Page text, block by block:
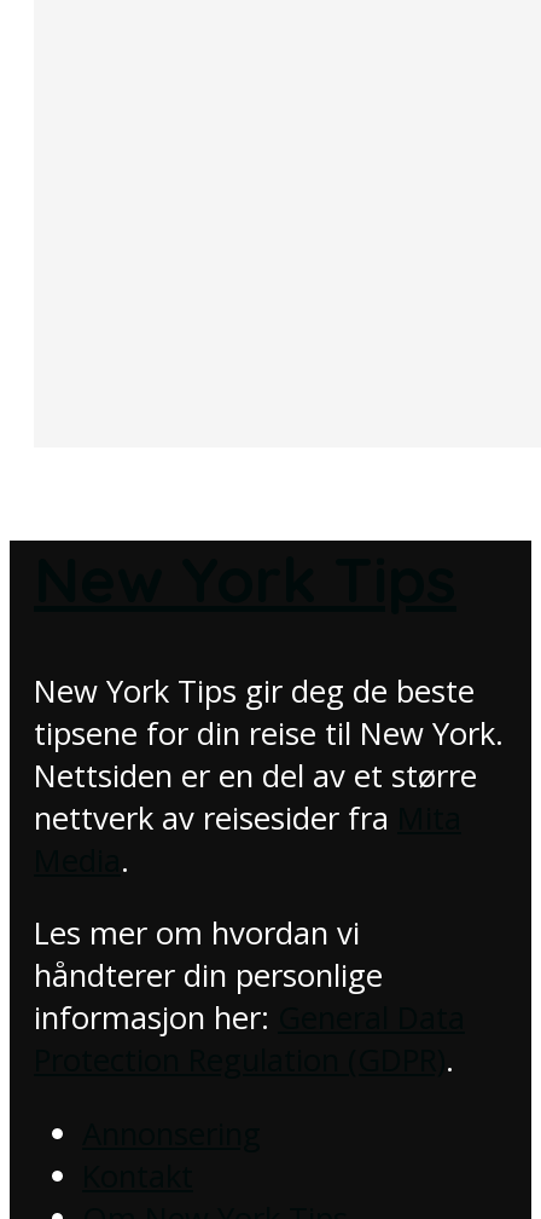
New York Tips gir deg de beste
tipsene for din reise til New York.
Nettsiden er en del av et større
nettverk av reisesider fra
.
Les mer om hvordan vi
håndterer din personlige
informasjon her:
.